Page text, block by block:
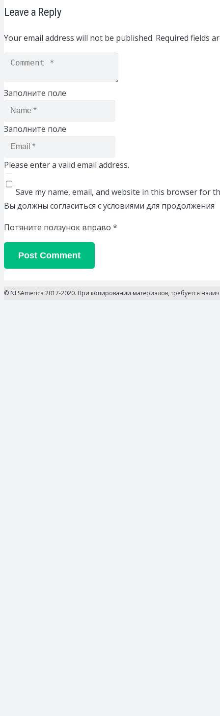
Leave a Reply
Your email address will not be published. Required fields
Заполните поле
Заполните поле
Please enter a valid email address.
Save my name, email, and website in this browser for
Вы должны согласиться с условиями для продолжения
Потяните ползунок вправо *
Post Comment
© NLSAmerica 2017-2020. При копировании материалов, требуется